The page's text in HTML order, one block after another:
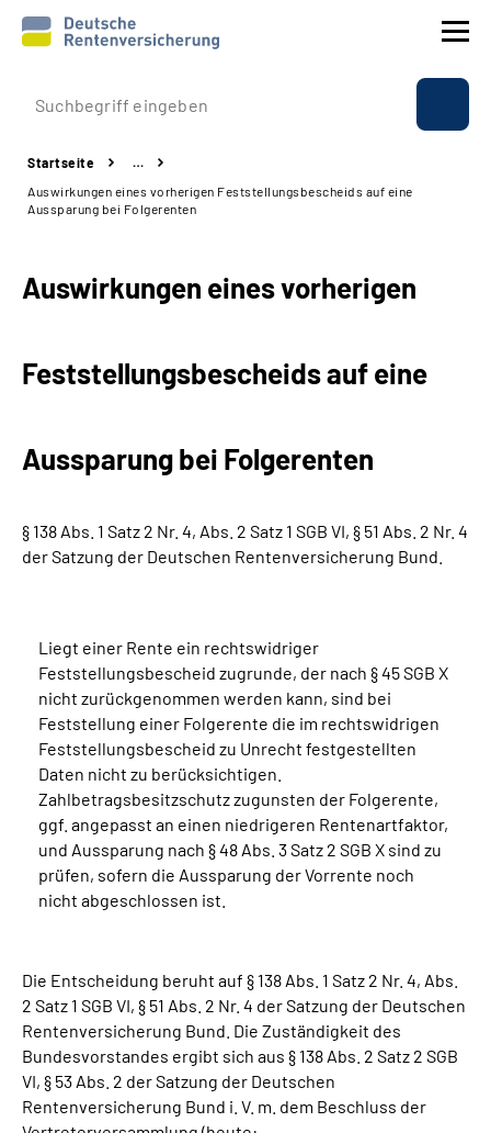
Prävention
Reha
Beratung & Kontakt
Experten
Suche
Inhalte in Gebärdensprache (DGS)
Leichte Sprache
Mein Kundenportal
Startseite
…
Auswirkungen eines vorherigen Feststellungsbescheids auf eine
Aussparung bei Folgerenten
Auswirkungen eines vorherigen
Feststellungsbescheids auf eine
Aussparung bei Folgerenten
§ 138 Abs. 1 Satz 2 Nr. 4, Abs. 2 Satz 1 SGB VI, § 51 Abs. 2 Nr. 4
der Satzung der Deutschen Rentenversicherung Bund.
Liegt einer Rente ein rechtswidriger
Feststellungsbescheid zugrunde, der nach § 45 SGB X
nicht zurückgenommen werden kann, sind bei
Feststellung einer Folgerente die im rechtswidrigen
Feststellungsbescheid zu Unrecht festgestellten
Daten nicht zu berücksichtigen.
Zahlbetragsbesitzschutz zugunsten der Folgerente,
ggf. angepasst an einen niedrigeren Rentenartfaktor,
und Aussparung nach § 48 Abs. 3 Satz 2 SGB X sind zu
prüfen, sofern die Aussparung der Vorrente noch
nicht abgeschlossen ist.
Die Entscheidung beruht auf § 138 Abs. 1 Satz 2 Nr. 4, Abs.
2 Satz 1 SGB VI, § 51 Abs. 2 Nr. 4 der Satzung der Deutschen
Rentenversicherung Bund. Die Zuständigkeit des
Bundesvorstandes ergibt sich aus § 138 Abs. 2 Satz 2 SGB
VI, § 53 Abs. 2 der Satzung der Deutschen
Rentenversicherung Bund i. V. m. dem Beschluss der